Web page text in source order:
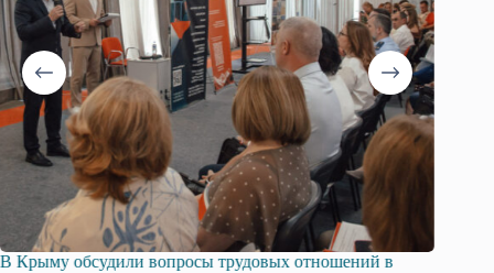
В Крыму обсудили вопросы трудовых отношений в